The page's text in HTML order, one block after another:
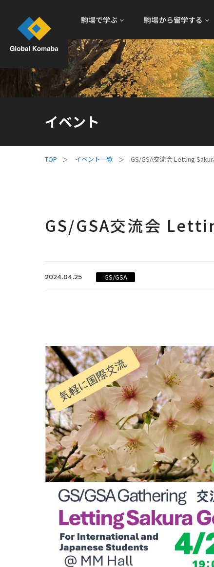
駒場で学ぶ 駒場から留学する
イベント
イベント一覧 GS/GSA交流会 Letting
GS/GSA交流会
2024.04.25 GS/GSA